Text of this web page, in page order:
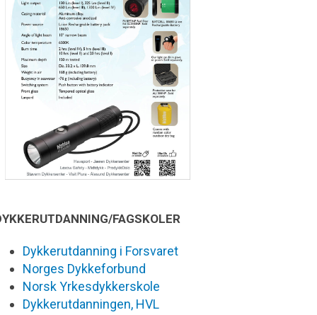
FAGSKOLER
Dykkerutdanning i Forsvaret
Norges Dykkeforbund
Norsk Yrkesdykkerskole
Dykkerutdanningen, HVL